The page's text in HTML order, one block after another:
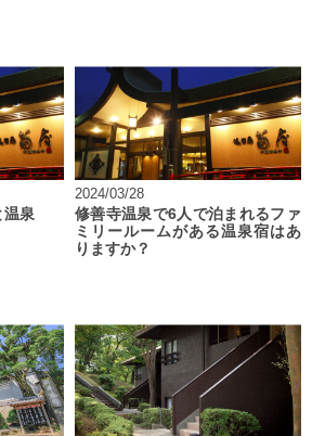
温泉
2024/03/28
修善寺温泉で6人で泊まれるファ
ミリールームがある温泉宿はあ
りますか？